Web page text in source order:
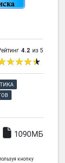
4.2 из 5
1090МБ
кнопку